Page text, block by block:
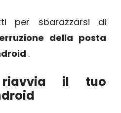
per sbarazzarsi di
della posta
.
riavvia il tuo